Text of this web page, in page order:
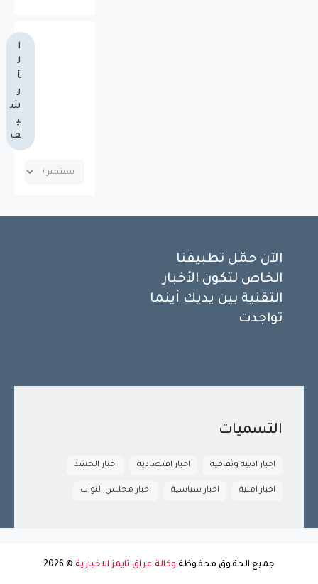
ا
ل
أ
ر
ش
ي
ف
الآن حمّل تطبيقنا
الخاص لتكون الأخبار
التقنية بين يديك أينما
تواجدت
التسميات
اخبار ادبية وثقافية اخبار اقتصادية اخبار الحشد
اخبار امنية اخبار سياسية اخبار مجلس النواب
جميع الحقوق محفوظة وكالة عراق تايمز الاخبارية ©
2026